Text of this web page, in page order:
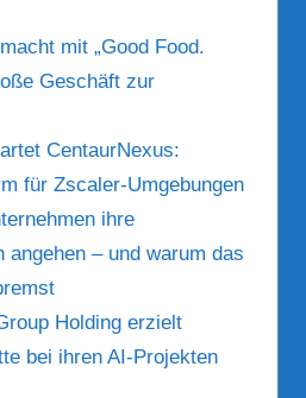
mit „Good Food.
Geschäft zur
CentaurNexus:
für Zscaler-Umgebungen
ihre
angehen – und warum das
Holding erzielt
bei ihren AI-Projekten